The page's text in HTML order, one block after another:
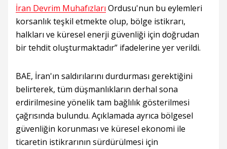
İran Devrim Muhafızları Ordusu'nun bu eylemleri
korsanlık teşkil etmekte olup, bölge istikrarı,
halkları ve küresel enerji güvenliği için doğrudan
bir tehdit oluşturmaktadır” ifadelerine yer verildi.
BAE, İran'ın saldırılarını durdurması gerektiğini
belirterek, tüm düşmanlıkların derhal sona
erdirilmesine yönelik tam bağlılık gösterilmesi
çağrısında bulundu. Açıklamada ayrıca bölgesel
güvenliğin korunması ve küresel ekonomi ile
ticaretin istikrarının sürdürülmesi için